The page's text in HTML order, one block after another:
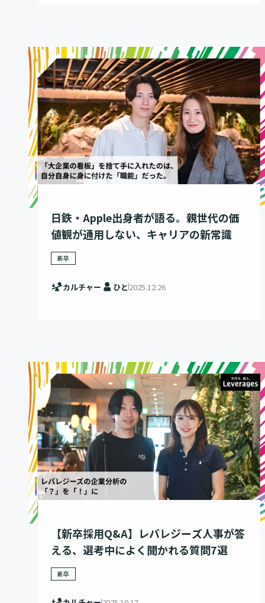
日鉄・Apple出身者が語る。親世代の価
値観が通用しない、キャリアの新常識
新卒
カルチャー ひと 2025.12.26
【新卒採用Q&A】レバレジーズ人事が答
える、選考中によく聞かれる質問7選
新卒